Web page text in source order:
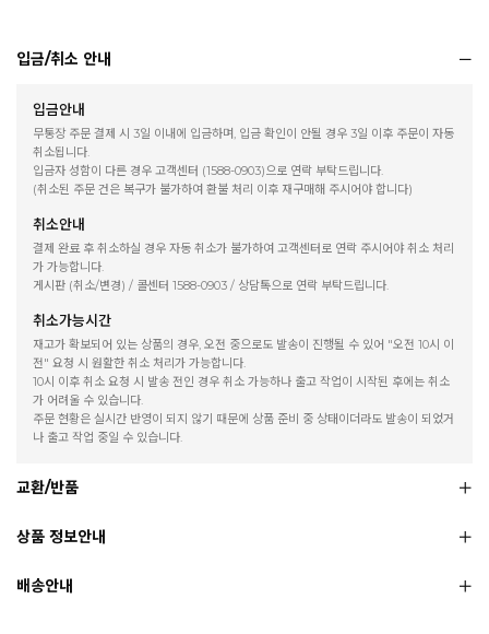
입금/취소 안내
입금안내
무통장 주문 결제 시 3일 이내에 입금하며, 입금 확인이 안될 경우 3일 이후 주문이 자동
취소됩니다.
입금자 성함이 다른 경우 고객센터 (1588-0903)으로 연락 부탁드립니다.
(취소된 주문 건은 복구가 불가하여 환불 처리 이후 재구매해 주시어야 합니다)
취소안내
결제 완료 후 취소하실 경우 자동 취소가 불가하여 고객센터로 연락 주시어야 취소 처리
가 가능합니다.
게시판 (취소/변경) / 콜센터 1588-0903 / 상담톡으로 연락 부탁드립니다.
취소가능시간
재고가 확보되어 있는 상품의 경우, 오전 중으로도 발송이 진행될 수 있어 "오전 10시 이
전" 요청 시 원활한 취소 처리가 가능합니다.
10시 이후 취소 요청 시 발송 전인 경우 취소 가능하나 출고 작업이 시작된 후에는 취소
가 어려울 수 있습니다.
주문 현황은 실시간 반영이 되지 않기 때문에 상품 준비 중 상태이더라도 발송이 되었거
나 출고 작업 중일 수 있습니다.
교환/반품
상품 정보안내
배송안내